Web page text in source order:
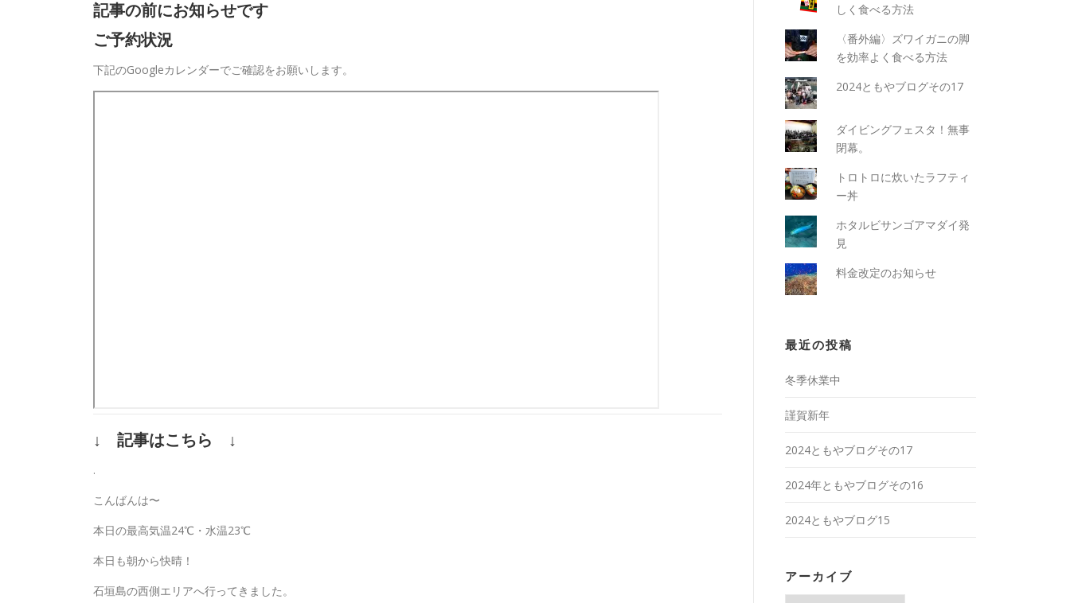
記事の前にお知らせです
ご予約状況
下記のGoogleカレンダーでご確認をお願いします。
↓ 記事はこちら ↓
.
こんばんは〜
本日の最高気温24℃・水温23℃
本日も朝から快晴！
石垣島の西側エリアへ行ってきました。
しく食べる方法
〈番外編〉ズワイガニの脚
を効率よく食べる方法
2024ともやブログその17
ダイビングフェスタ！無事
閉幕。
トロトロに炊いたラフティ
ー丼
ホタルビサンゴアマダイ発
見
料金改定のお知らせ
最近の投稿
冬季休業中
謹賀新年
2024ともやブログその17
2024年ともやブログその16
2024ともやブログ15
アーカイブ